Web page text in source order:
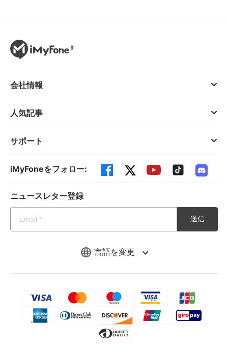
言語を変更
会社情報
人気記事
サポート
iMyFoneをフォロー:
ニュースレター登録
送信